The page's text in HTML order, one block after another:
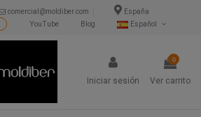
comercial@moldiber.com
España
Español
Blog
YouTube
Iniciar sesión
0
Ver carrito